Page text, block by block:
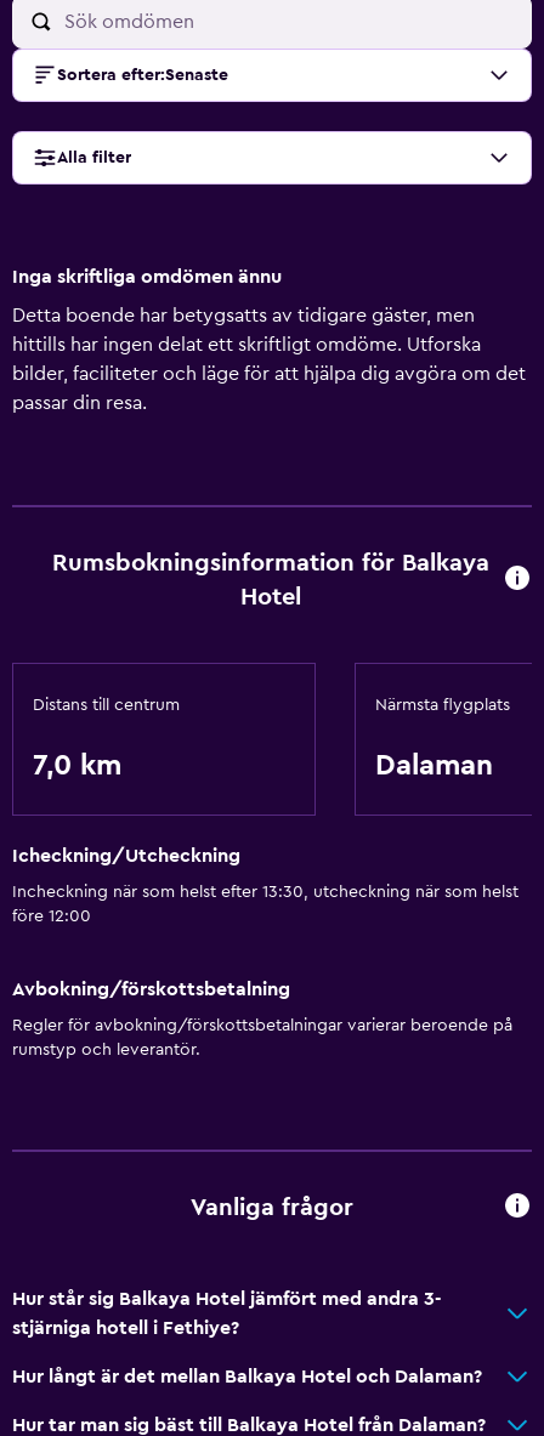
Sortera efter:Senaste
Alla filter
Inga skriftliga omdömen ännu
Detta boende har betygsatts av tidigare gäster, men
hittills har ingen delat ett skriftligt omdöme. Utforska
bilder, faciliteter och läge för att hjälpa dig avgöra om det
passar din resa.
Rumsbokningsinformation för Balkaya
Hotel
Distans till centrum
7,0 km
Närmsta flygplats
Dalaman
Icheckning/Utcheckning
Incheckning när som helst efter 13:30, utcheckning när som helst
före 12:00
Avbokning/förskottsbetalning
Regler för avbokning/förskottsbetalningar varierar beroende på
rumstyp och leverantör.
Vanliga frågor
Hur står sig Balkaya Hotel jämfört med andra 3-
stjärniga hotell i Fethiye?
Hur långt är det mellan Balkaya Hotel och Dalaman?
Hur tar man sig bäst till Balkaya Hotel från Dalaman?